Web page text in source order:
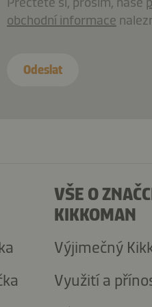
40466-
obchodní informace
Odeslat
VŠE O
KIKKOMAN
Výjimečný
Využití a